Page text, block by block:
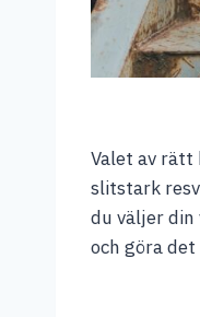
Valet av rätt
slitstark
du väljer din
och göra